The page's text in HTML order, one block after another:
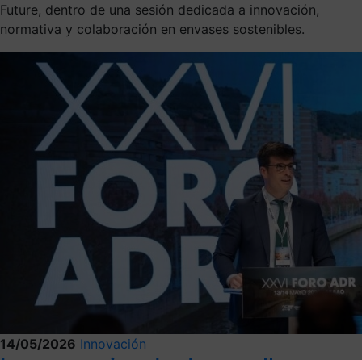
Future, dentro de una sesión dedicada a innovación,
normativa y colaboración en envases sostenibles.
14/05/2026 Innovación